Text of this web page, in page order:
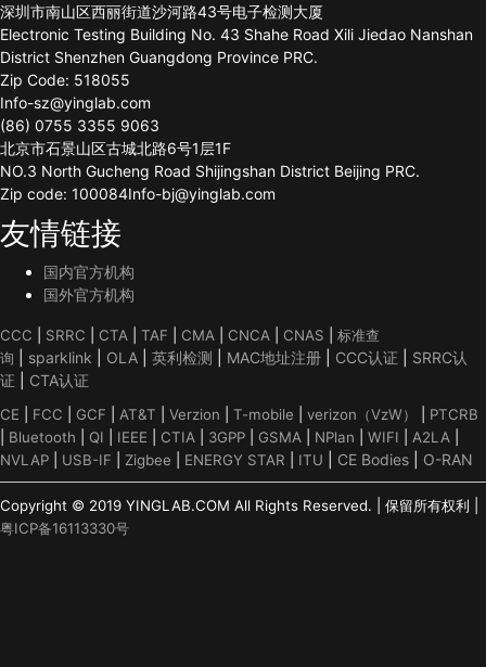
深圳市南山区西丽街道沙河路43号电子检测大厦
Electronic Testing Building No. 43 Shahe Road Xili Jiedao Nanshan
District Shenzhen Guangdong Province PRC.
Zip Code: 518055
Info-sz@yinglab.com
(86) 0755 3355 9063
北京市石景山区古城北路6号1层1F
NO.3 North Gucheng Road Shijingshan District Beijing PRC.
Zip code: 100084Info-bj@yinglab.com
友情链接
国内官方机构
国外官方机构
CCC SRRC CTA TAF CMA CNCA CNAS
标准查
询
sparklink OLA 英利检测 MAC地址注册 CCC认证
SRRC认
证
CTA认证
CE FCC GCF AT&T Verzion T-mobile verizon（VzW）
PTCRB
Bluetooth QI IEEE CTIA 3GPP GSMA NPlan WIFI A2LA
NVLAP
USB-IF Zigbee ENERGY STAR ITU CE Bodies O-RAN
Copyright © 2019 YINGLAB.COM All Rights Reserved. | 保留所有权利 |
粤ICP备16113330号